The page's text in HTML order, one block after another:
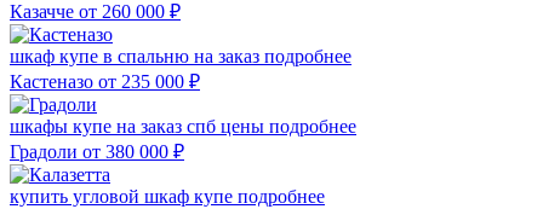
Казачче от 260 000 ₽
шкаф купе в спальню на заказ подробнее
Кастеназо от 235 000 ₽
шкафы купе на заказ спб цены подробнее
Градоли от 380 000 ₽
купить угловой шкаф купе подробнее